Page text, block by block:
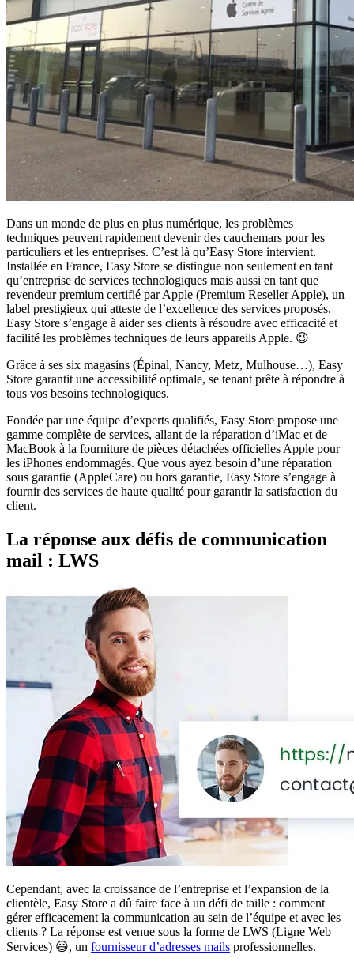
Dans un monde de plus en plus numérique, les problèmes
techniques peuvent rapidement devenir des cauchemars pour les
particuliers et les entreprises. C’est là qu’Easy Store intervient.
Installée en France, Easy Store se distingue non seulement en tant
qu’entreprise de services technologiques mais aussi en tant que
revendeur premium certifié par Apple (Premium Reseller Apple), un
label prestigieux qui atteste de l’excellence des services proposés.
Easy Store s’engage à aider ses clients à résoudre avec efficacité et
facilité les problèmes techniques de leurs appareils Apple. 😉
Grâce à ses six magasins (Épinal, Nancy, Metz, Mulhouse…), Easy
Store garantit une accessibilité optimale, se tenant prête à répondre à
tous vos besoins technologiques.
Fondée par une équipe d’experts qualifiés, Easy Store propose une
gamme complète de services, allant de la réparation d’iMac et de
MacBook à la fourniture de pièces détachées officielles Apple pour
les iPhones endommagés. Que vous ayez besoin d’une réparation
sous garantie (AppleCare) ou hors garantie, Easy Store s’engage à
fournir des services de haute qualité pour garantir la satisfaction du
client.
La réponse aux défis de communication
mail : LWS
Cependant, avec la croissance de l’entreprise et l’expansion de la
clientèle, Easy Store a dû faire face à un défi de taille : comment
gérer efficacement la communication au sein de l’équipe et avec les
clients ? La réponse est venue sous la forme de LWS (Ligne Web
Services) 😃, un fournisseur d’adresses mails professionnelles.